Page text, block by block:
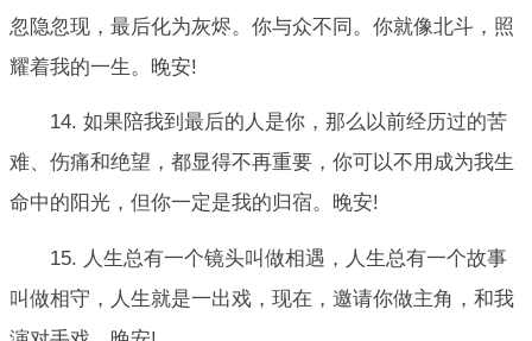
忽隐忽现，最后化为灰烬。你与众不同。你就像北斗，照
耀着我的一生。晚安!
14. 如果陪我到最后的人是你，那么以前经历过的苦
难、伤痛和绝望，都显得不再重要，你可以不用成为我生
命中的阳光，但你一定是我的归宿。晚安!
15. 人生总有一个镜头叫做相遇，人生总有一个故事
叫做相守，人生就是一出戏，现在，邀请你做主角，和我